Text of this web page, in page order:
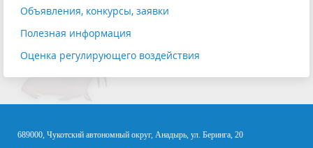
Объявления, конкурсы, заявки
Полезная информация
Оценка регулирующего воздействия
689000, Чукотский автономный округ, Анадырь, ул. Беринга, 20